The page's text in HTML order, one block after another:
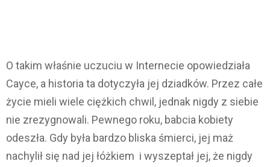
O takim właśnie uczuciu w Internecie opowiedziała
Cayce, a historia ta dotyczyła jej dziadków. Przez całe
życie mieli wiele ciężkich chwil, jednak nigdy z siebie
nie zrezygnowali. Pewnego roku, babcia kobiety
odeszła. Gdy była bardzo bliska śmierci, jej maż
nachylił się nad jej łóżkiem i wyszeptał jej, że nigdy